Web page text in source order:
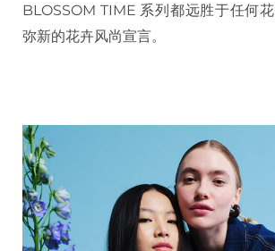
BLOSSOM TIME 系列都远胜于任何
弥新的花卉风尚宣言。